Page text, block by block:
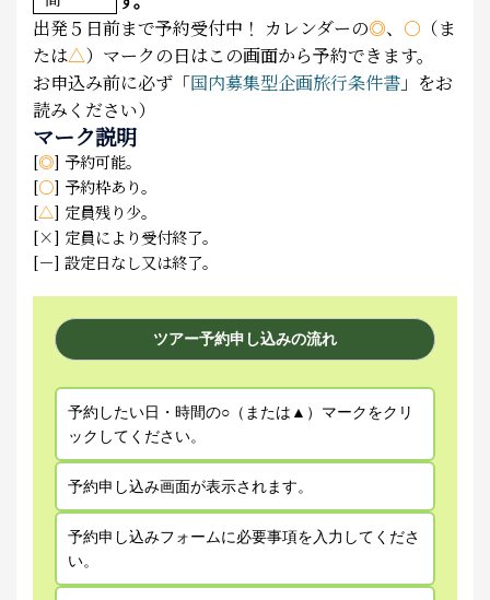
出発５日前まで予約受付中！ カレンダーの◎、 ○ （ま
たは△）マークの日はこの画面から予約できます。
お申込み前に必ず「国内募集型企画旅行条件書 」をお
読みください）
マーク説明
[◎] 予約可能。
[○] 予約枠あり。
[△] 定員残り少。
[×] 定員により受付終了。
[－] 設定日なし又は終了。
ツアー予約申し込みの流れ
予約したい日・時間の○（または▲）マークをクリ
ックしてください。
予約申し込み画面が表示されます。
予約申し込みフォームに必要事項を入力してくださ
い。